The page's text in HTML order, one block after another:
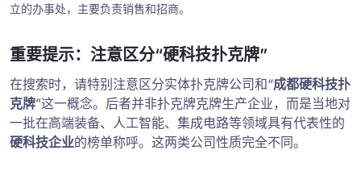
立的办事处，主要负责销售和招商。
重要提示：注意区分“硬科技扑克牌”
在搜索时，请特别注意区分实体扑克牌公司和“成都硬科技扑
克牌”这一概念。后者并非扑克牌克牌生产企业，而是当地对
一批在高端装备、人工智能、集成电路等领域具有代表性的
硬科技企业的榜单称呼。这两类公司性质完全不同。